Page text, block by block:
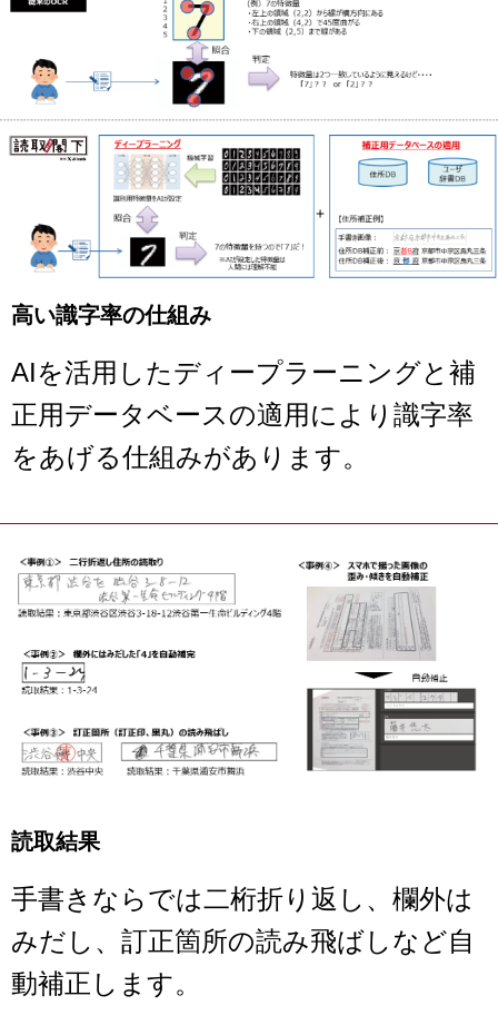
高い識字率の仕組み
AIを活用したディープラーニングと補
正用データベースの適用により識字率
をあげる仕組みがあります。
読取結果
手書きならでは二桁折り返し、欄外は
みだし、訂正箇所の読み飛ばしなど自
動補正します。